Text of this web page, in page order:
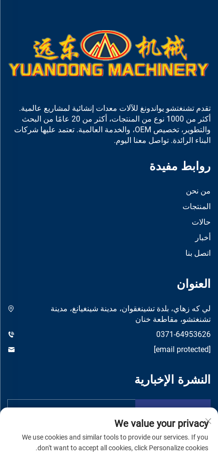
تقدم تشنغتشو يواندونغ للآلات معدات إنشائية لمشاريع عالمية.
أكثر من 1000 نوع من المنتجات، أكثر من 20 عامًا من البحث
والتطوير، تخصيص OEM، والخدمة العالمية. تعتمد عليها شركات
البناء الرائدة. تواصل معنا اليوم.
روابط مفيدة
من نحن
المنتجات
حالات
أخبار
اتصل بنا
العنوان
لي كه زهاي، بلدة تشينغقوان، مدينة شينغيانغ، مدينة
تشنغتشو، مقاطعة خنان
0371-64953626
[email protected]
النشرة الإخبارية
We value your privacy
We use cookies and similar tools to provide our services. If you
don't want to accept all cookies, click Personalize cookies.